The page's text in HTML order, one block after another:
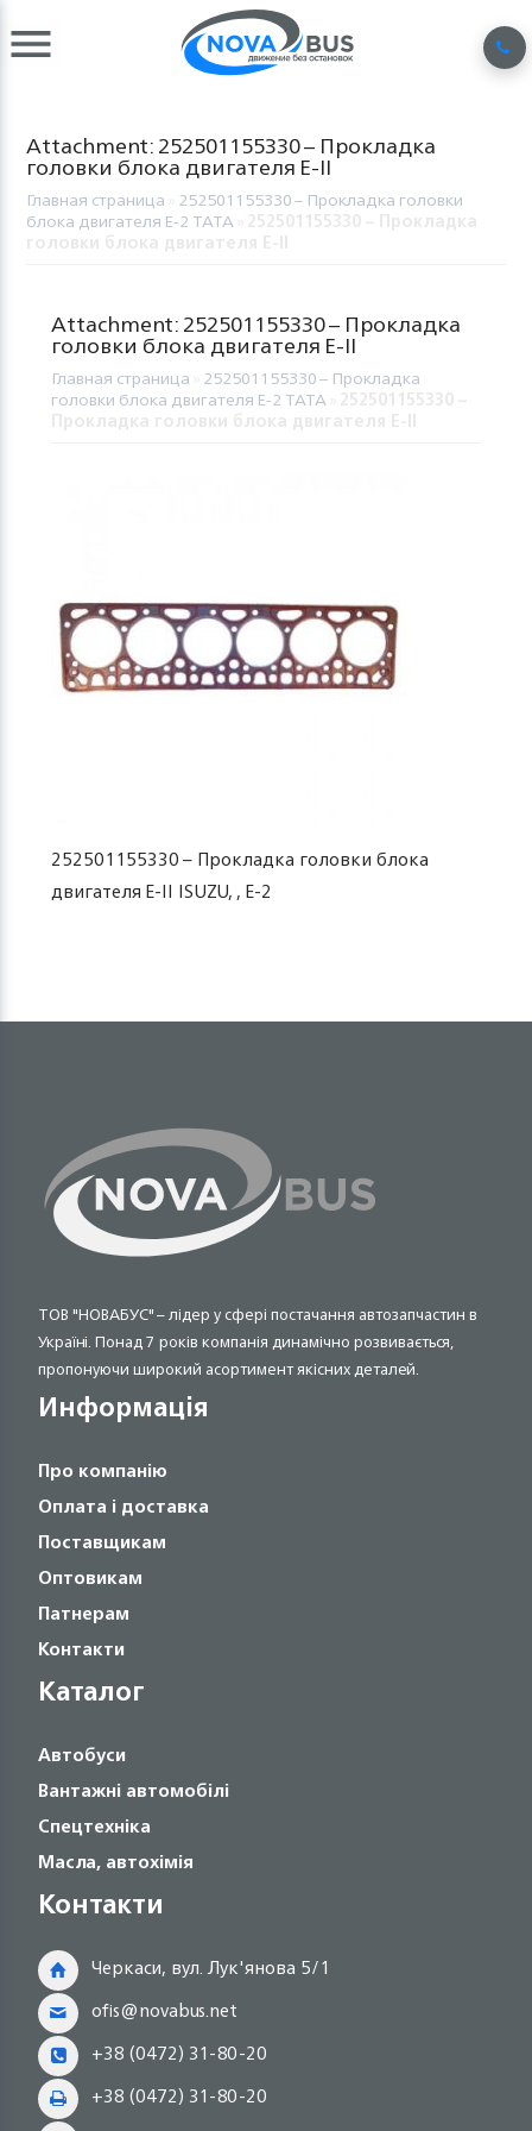
Attachment: 252501155330 – Прокладка
головки блока двигателя Е-II
Главная страница 252501155330 – Прокладка головки
блока двигателя Е-2 TATA
Attachment: 252501155330 – Прокладка
головки блока двигателя Е-II
Главная страница 252501155330 – Прокладка
головки блока двигателя Е-2 TATA»
252501155330 – Прокладка головки блока
двигателя Е-II ISUZU, , Е-2
ТОВ "НОВАБУС" – лідер у сфері постачання автозапчастин в
Україні. Понад 7 років компанія динамічно розвивається,
пропонуючи широкий асортимент якісних деталей.
Информація
Про компанію
Оплата і доставка
Поставщикам
Оптовикам
Патнерам
Контакти
Каталог
Автобуси
Вантажні автомобілі
Спецтехніка
Масла, автохімія
Контакти
Черкаси, вул. Лук'янова 5/1
ofis@novabus.net
+38 (0472) 31-80-20
+38 (0472) 31-80-20